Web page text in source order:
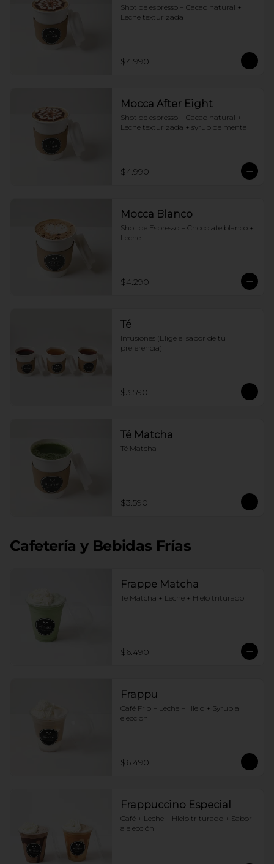
Shot de espresso + Cacao natural +
Leche texturizada
$4.990
Mocca After Eight
Shot de espresso + Cacao natural +
Leche texturizada + syrup de menta
$4.990
Mocca Blanco
Shot de Espresso + Chocolate blanco +
Leche
$4.290
Té
Infusiones (Elige el sabor de tu
preferencia)
$3.590
Té Matcha
Té Matcha
$3.590
Cafetería y Bebidas Frías
Frappe Matcha
Te Matcha + Leche + Hielo triturado
$6.490
Frappu
Café Frio + Leche + Hielo + Syrup a
elección
$6.490
Frappuccino Especial
Café + Leche + Hielo triturado + Sabor
a elección